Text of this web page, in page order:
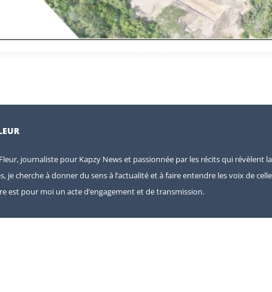
journaliste pour Kapzy News et passionnée par les récits qui révèlent
je cherche à donner du sens à l’actualité et à faire entendre les voix de
est pour moi un acte d’engagement et de transmission.